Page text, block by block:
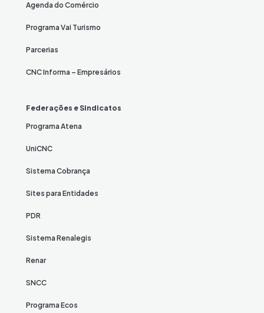
Agenda do Comércio
Programa Vai Turismo
Parcerias
CNC Informa – Empresários
Federações e Sindicatos
Programa Atena
UniCNC
Sistema Cobrança
Sites para Entidades
PDR
Sistema Renalegis
Renar
SNCC
Programa Ecos